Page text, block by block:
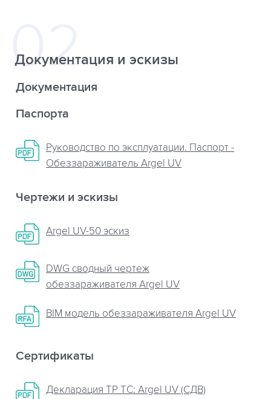
Документация и эскизы
Документация
Паспорта
Руководство по эксплуатации. Паспорт -
Обеззараживатель Argel UV
Чертежи и эскизы
Argel UV-50 эскиз
DWG сводный чертеж
обеззараживателя Argel UV
BIM модель обеззараживателя Argel UV
Сертификаты
Декларация ТР ТС: Argel UV (СДВ)